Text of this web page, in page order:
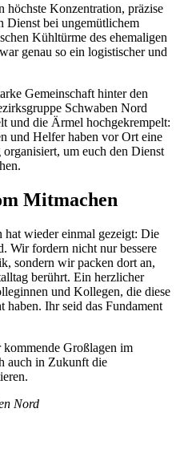
höchste Konzentration, präzise
Dienst bei ungemütlichem
Kühltürme des ehemaligen
genau so ein logistischer und
Gemeinschaft hinter den
Schwaben Nord
und die Ärmel hochgekrempelt:
und Helfer haben vor Ort eine
um euch den Dienst
Mitmachen
wieder einmal gezeigt: Die
Wir fordern nicht nur bessere
sondern wir packen dort an,
berührt. Ein herzlicher
und Kollegen, die diese
haben. Ihr seid das Fundament
Großlagen im
auch in Zukunft die
Nord